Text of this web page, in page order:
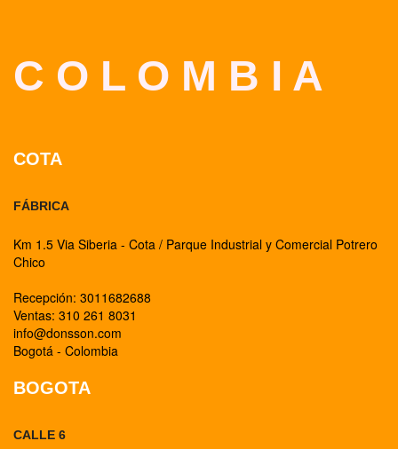
C O L O M B I A
COTA
FÁBRICA
Km 1.5 Via Siberia - Cota / Parque Industrial y Comercial Potrero
Chico
Recepción: 3011682688
Ventas: 310 261 8031
info@donsson.com
Bogotá - Colombia
BOGOTA
CALLE 6